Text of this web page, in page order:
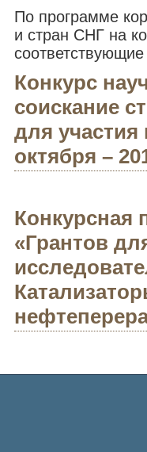
По программе
и стран СНГ на
Конкурс
соискание
для участия
октября –
Конкурсная
«Грантов